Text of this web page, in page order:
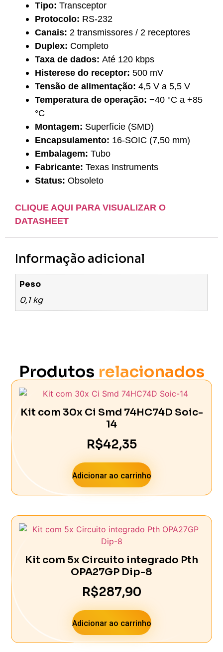
Tipo: Transceptor
Protocolo: RS-232
Canais: 2 transmissores / 2 receptores
Duplex: Completo
Taxa de dados: Até 120 kbps
Histerese do receptor: 500 mV
Tensão de alimentação: 4,5 V a 5,5 V
Temperatura de operação: −40 °C a +85
°C
Montagem: Superfície (SMD)
Encapsulamento: 16-SOIC (7,50 mm)
Embalagem: Tubo
Fabricante: Texas Instruments
Status: Obsoleto
CLIQUE AQUI PARA VISUALIZAR O
DATASHEET
Informação adicional
Peso
0,1 kg
Produtos relacionados
Kit com 30x Ci Smd 74HC74D Soic-
14
R$42,35
Adicionar ao carrinho
Kit com 5x Circuito integrado Pth
OPA27GP Dip-8
R$287,90
Adicionar ao carrinho